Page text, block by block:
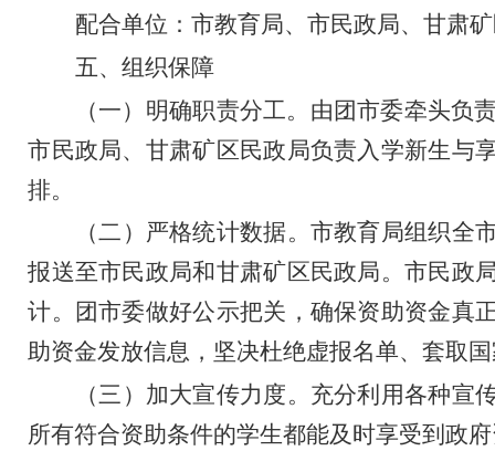
配合单位：市教育局、市民政局、甘肃
五、组织保障
（一）明确职责分工。 由团市委牵头负
市民政局、甘肃矿区民政局负责入学新生与
排。
（二）严格统计数据。 市教育局组织全
报送至市民政局和甘肃矿区民政局。市民政
计。团市委做好公示把关， 确保资助资金真
助资金发放信息，坚决杜绝虚报名单、套取
（三）加大宣传力度。 充分利用各种宣
所有符合资助条件的学生都能及时享受到政